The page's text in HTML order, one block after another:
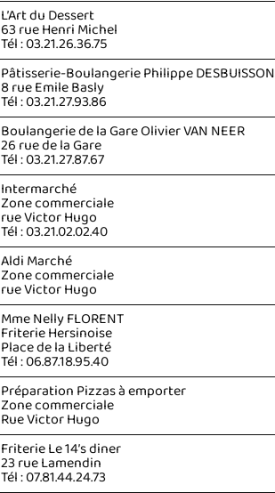
L’Art du Dessert
63 rue Henri Michel
Tél : 03.21.26.36.75
Pâtisserie-Boulangerie Philippe DESBUISSON
8 rue Emile Basly
Tél : 03.21.27.93.86
Boulangerie de la Gare Olivier VAN NEER
26 rue de la Gare
Tél : 03.21.27.87.67
Intermarché
Zone commerciale
rue Victor Hugo
Tél : 03.21.02.02.40
Aldi Marché
Zone commerciale
rue Victor Hugo
Mme Nelly FLORENT
Friterie Hersinoise
Place de la Liberté
Tél : 06.87.18.95.40
Préparation Pizzas à emporter
Zone commerciale
Rue Victor Hugo
Friterie Le 14’s diner
23 rue Lamendin
Tél : 07.81.44.24.73